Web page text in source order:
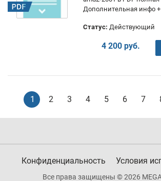
Дополнительная инфо
Статус: Действующий
4 200 руб.
1 2 3 4 5 6 7
Конфиденциальность Условия
Все права защищены © 2026